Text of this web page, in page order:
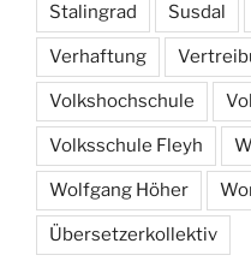
Stalingrad Susdal
Verhaftung
Volkshochschule
Volksschule Fleyh
Wolfgang Höher
Übersetzerkollektiv